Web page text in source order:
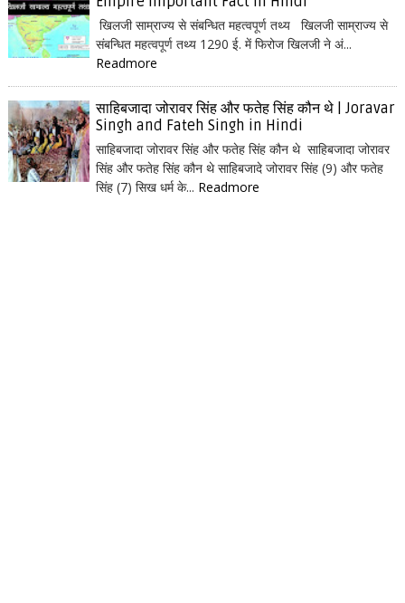
खिलजी साम्राज्य से संबन्धित महत्वपूर्ण तथ्य खिलजी साम्राज्य से
संबन्धित महत्वपूर्ण तथ्य 1290 ई. में फिरोज खिलजी ने अं...
Readmore
साहिबजादा जोरावर सिंह और फतेह सिंह कौन थे | Joravar
Singh and Fateh Singh in Hindi
साहिबजादा जोरावर सिंह और फतेह सिंह कौन थे साहिबजादा जोरावर
सिंह और फतेह सिंह कौन थे साहिबजादे जोरावर सिंह (9) और फतेह
सिंह (7) सिख धर्म के... Readmore